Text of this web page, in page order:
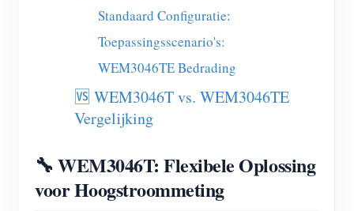
Energiemonitor voor zonne-PV-systemen
Monitor voor elektriciteitsverbruik
PV-verwarmingsregelsysteem
Domotica
Winkel
Bronnen
Product snelstart
Documentatie
Tutorialvideo
FAQ
Community
Contributor Center
IAMMETER-activiteiten
Contact
Over ons
Standaard Configuratie:
Toepassingsscenario's:
WEM3046TE Bedrading
🆚 WEM3046T vs. WEM3046TE
Vergelijking
🔧 WEM3046T: Flexibele Oplossing
voor Hoogstroommeting